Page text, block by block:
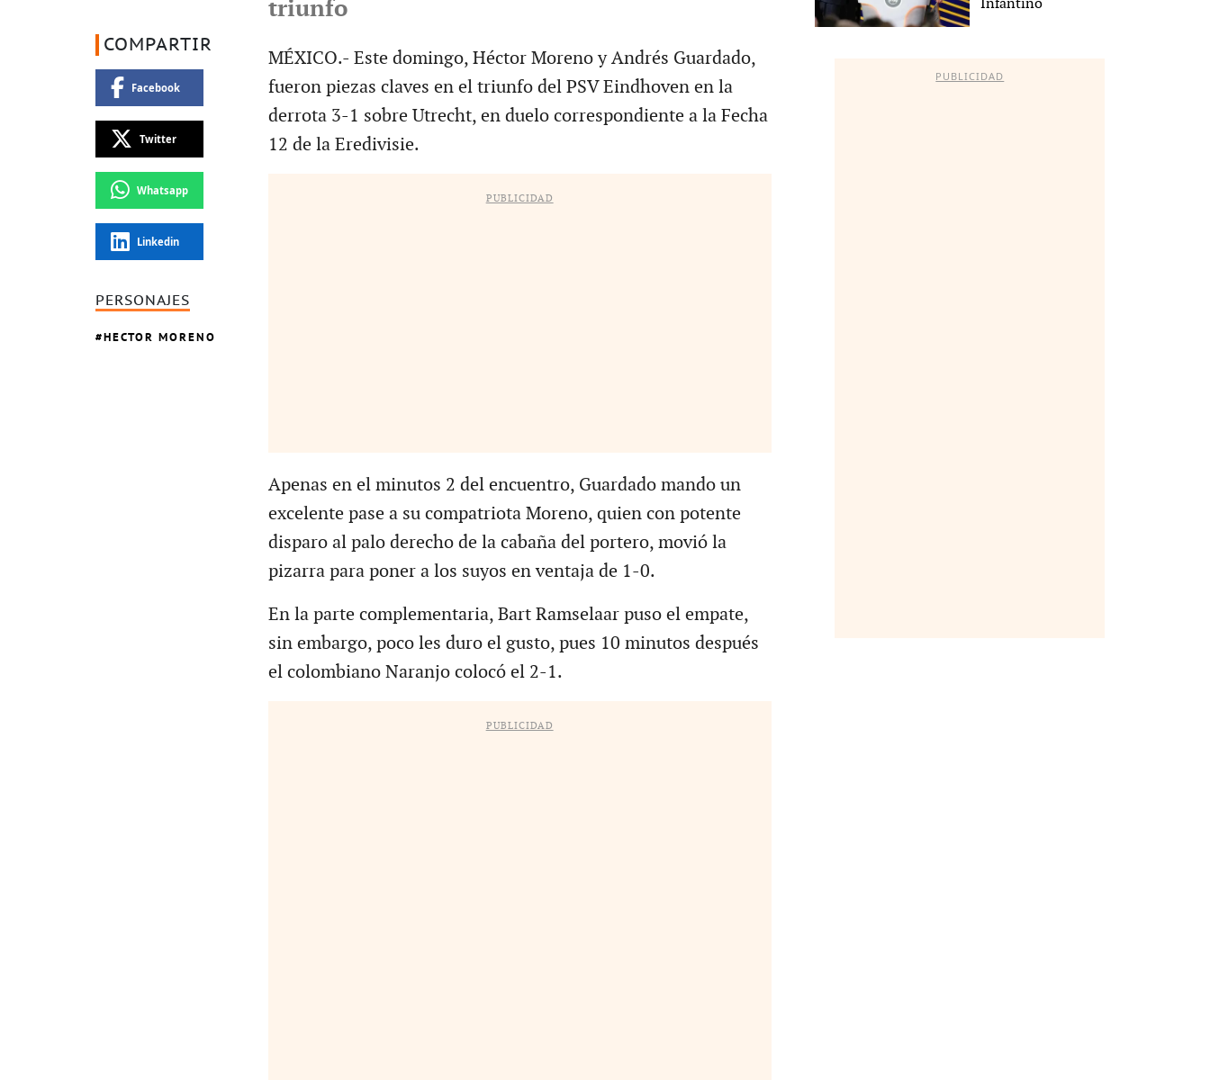
COMPARTIR
Facebook
Twitter
Whatsapp
Linkedin
PERSONAJES
HECTOR MORENO
triunfo
MÉXICO.- Este domingo, Héctor Moreno y Andrés Guardado,
fueron piezas claves en el triunfo del PSV Eindhoven en la
derrota 3-1 sobre Utrecht, en duelo correspondiente a la Fecha
12 de la Eredivisie.
PUBLICIDAD
Apenas en el minutos 2 del encuentro, Guardado mando un
excelente pase a su compatriota Moreno, quien con potente
disparo al palo derecho de la cabaña del portero, movió la
pizarra para poner a los suyos en ventaja de 1-0.
En la parte complementaria, Bart Ramselaar puso el empate,
sin embargo, poco les duro el gusto, pues 10 minutos después
el colombiano Naranjo colocó el 2-1.
PUBLICIDAD
Infantino
PUBLICIDAD